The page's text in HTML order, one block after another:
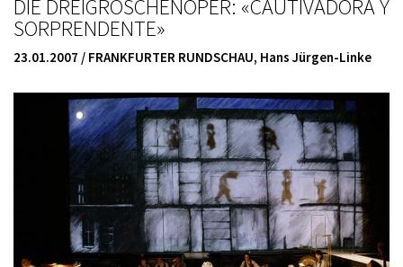
DIE DREIGROSCHENOPER: «CAUTIVADORA Y
SORPRENDENTE»
23.01.2007 / FRANKFURTER RUNDSCHAU, Hans Jürgen-Linke